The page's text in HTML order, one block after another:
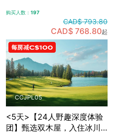
原，露易斯湖+梦莲湖+翡翠
湖+佩托湖，自选漂流/骑行/
敞篷车观光
购买人数： 197
CAD$ 793.80
CAD$ 768.80起
CCJPL05
<5天>【24人野趣深度体验
团】甄选双木屋，入住冰川